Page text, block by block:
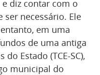
diz contar com o
necessário. Ele
em uma
de uma antiga
Estado (TCE-SC),
municipal do